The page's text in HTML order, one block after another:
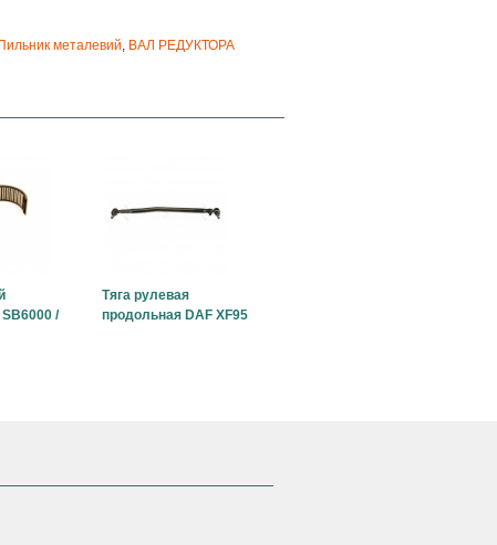
Пильник металевий, ВАЛ РЕДУКТОРА
/
Тяга рулевая
продольная DAF XF95